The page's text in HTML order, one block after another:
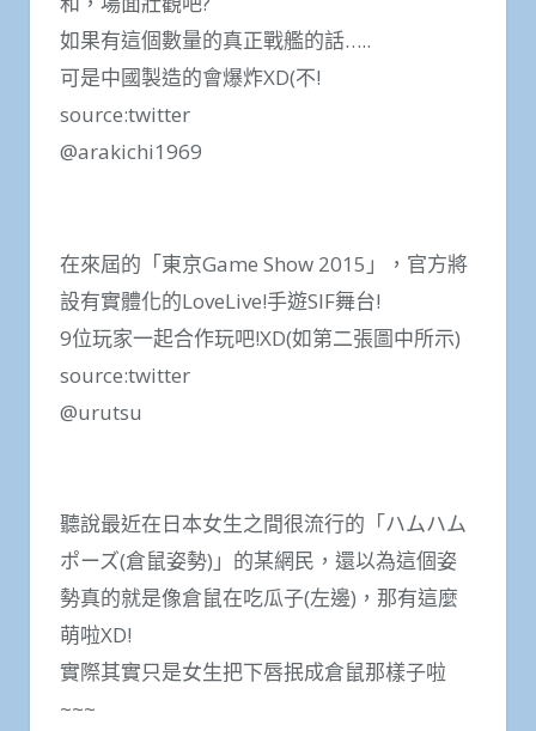
如果有這個數量的真正戰艦的話…..
可是中國製造的會爆炸XD(不!
source:twitter
@arakichi1969
在來屆的「東京Game Show 2015」，官方將
設有實體化的LoveLive!手遊SIF舞台!
9位玩家一起合作玩吧!XD(如第二張圖中所示)
source:twitter
@urutsu
聽說最近在日本女生之間很流行的「ハムハム
ポーズ(倉鼠姿勢)」的某網民，還以為這個姿
勢真的就是像倉鼠在吃瓜子(左邊)，那有這麼
萌啦XD!
實際其實只是女生把下唇抿成倉鼠那樣子啦
~~~